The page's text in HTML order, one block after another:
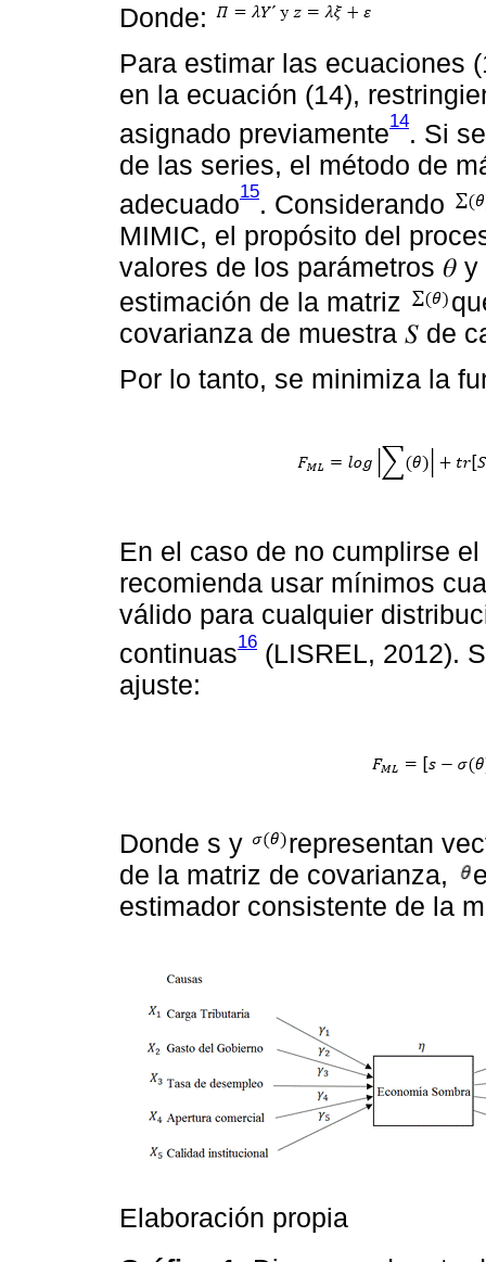
Donde:
Para estimar las ecuaciones
en la ecuación (14),
asignado previamente14. Si
de las series, el método de
adecuado15. Considerando
MIMIC, el propósito del
valores de los parámetros 𝜃
estimación de la matriz
covarianza de muestra 𝑆 de
Por lo tanto, se minimiza la
En el caso de no cumplirse
recomienda usar mínimos
válido para cualquier
continuas16 (LISREL, 2012).
ajuste:
Donde s y
representan
de la matriz de covarianza,
estimador consistente de la
Elaboración propia